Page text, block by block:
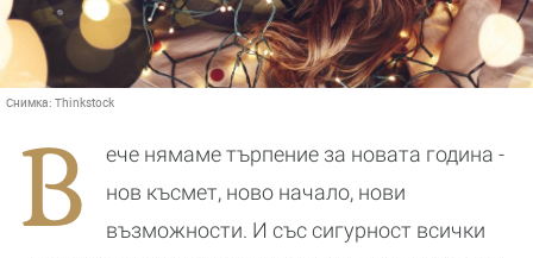
Снимка: Thinkstock
В
ече нямаме търпение за новата година -
нов късмет, ново начало, нови
възможности. И със сигурност всички